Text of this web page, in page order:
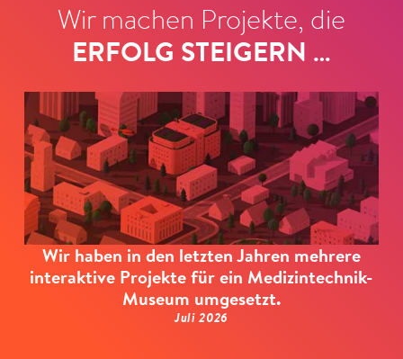
Wir machen Projekte, die
ERFOLG STEIGERN …
Wir haben in den letzten Jahren mehrere
interaktive Projekte für ein Medizintechnik-
Museum umgesetzt.
Juli 2026